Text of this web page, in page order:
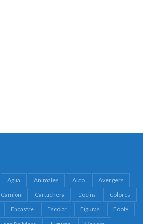
Agua Animales Auto
Avengers
Camión Cartuchera Cocina
Colores
Encastre Escolar Figuras
Footy